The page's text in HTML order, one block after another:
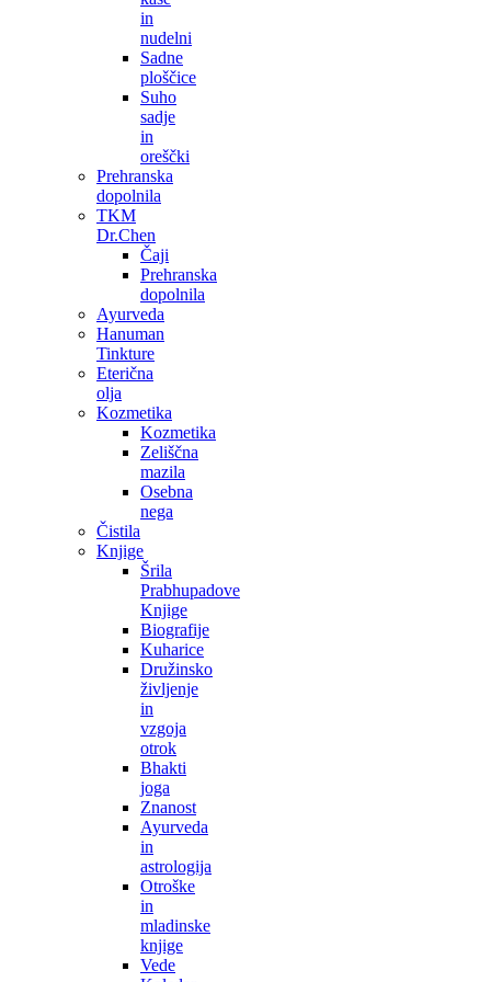
in
nudelni
Sadne
ploščice
Suho
sadje
in
oreščki
Prehranska
dopolnila
TKM
Dr.Chen
Čaji
Prehranska
dopolnila
Ayurveda
Hanuman
Tinkture
Eterična
olja
Kozmetika
Kozmetika
Zeliščna
mazila
Osebna
nega
Čistila
Knjige
Šrila
Prabhupadove
Knjige
Biografije
Kuharice
Družinsko
življenje
in
vzgoja
otrok
Bhakti
joga
Znanost
Ayurveda
in
astrologija
Otroške
in
mladinske
knjige
Vede